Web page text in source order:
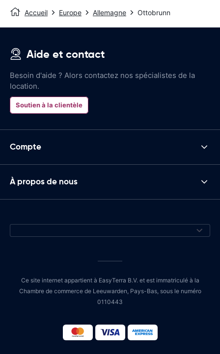
Accueil Europe Allemagne Ottobrunn
Aide et contact
Besoin d'aide ? Alors contactez nos spécialistes de la
location.
Soutien à la clientèle
Compte
À propos de nous
Ce site internet appartient à EasyTerra B.V. et est immatriculé à la
Chambre de commerce de Leeuwarden, Pays-Bas, sous le numéro
0110443